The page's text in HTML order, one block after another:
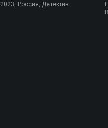
2023, Россия, Детектив